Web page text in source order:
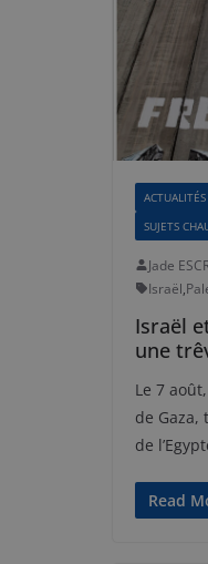
ACTUALITÉS
SUJETS
Jade
Israël,
Israël
une
Le 7
de
de
Read